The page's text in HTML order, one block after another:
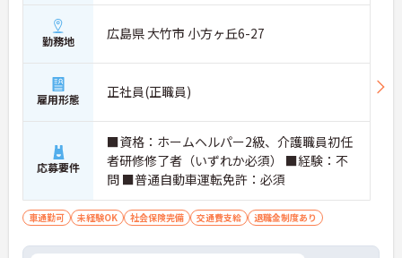
勤務地 広島県 大竹市 小方ヶ丘6-27
雇用形態 正社員(正職員)
応募要件
■資格：ホームヘルパー2級、介護職員初任
者研修修了者（いずれか必須） ■経験：不
問 ■普通自動車運転免許：必須
車通勤可 未経験OK 社会保険完備 交通費支給 退職金制度あり